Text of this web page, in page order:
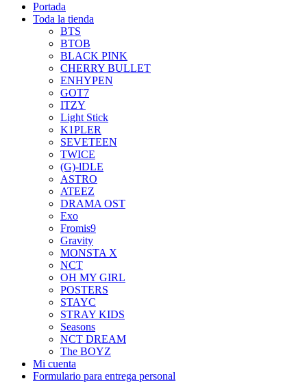
Portada
Toda la tienda
BTS
BTOB
BLACK PINK
CHERRY BULLET
ENHYPEN
GOT7
ITZY
Light Stick
K1PLER
SEVETEEN
TWICE
(G)-lDLE
ASTRO
ATEEZ
DRAMA OST
Exo
Fromis9
Gravity
MONSTA X
NCT
OH MY GIRL
POSTERS
STAYC
STRAY KIDS
Seasons
NCT DREAM
The BOYZ
Mi cuenta
Formulario para entrega personal